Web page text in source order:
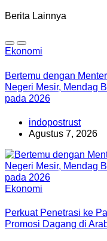
Berita Lainnya
Ekonomi
Bertemu dengan
Negeri Mesir, Mendag
pada 2026
indopostrust
Agustus 7, 2026
Ekonomi
Perkuat Penetrasi ke
Promosi Dagang di